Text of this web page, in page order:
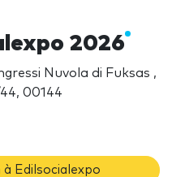
2026
Nuvola di Fuksas ,
00144
Edilsocialexpo